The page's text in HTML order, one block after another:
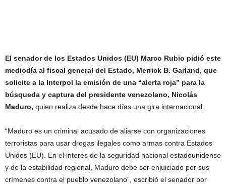
El senador de los Estados Unidos (EU) Marco Rubio pidió este
mediodía al fiscal general del Estado, Merrick B. Garland, que
solicite a la Interpol la emisión de una “alerta roja” para la
búsqueda y captura del presidente venezolano, Nicolás
Maduro, quien realiza desde hace días una gira internacional.
“Maduro es un criminal acusado de aliarse con organizaciones
terroristas para usar drogas ilegales como armas contra Estados
Unidos (EU). En el interés de la seguridad nacional estadounidense
y de la estabilidad regional, Maduro debe ser enjuiciado por sus
crímenes contra el pueblo venezolano”, escribió el senador por